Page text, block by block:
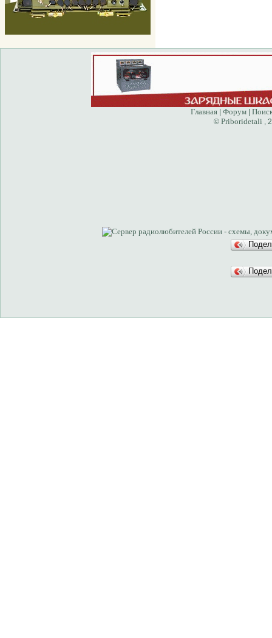
Главная| Форум|
© Priboridetali ,